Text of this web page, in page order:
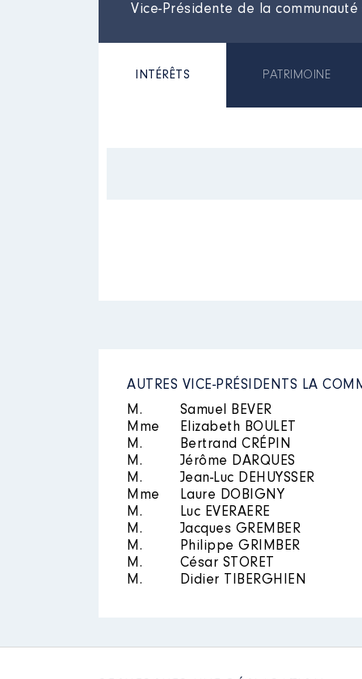
Vice-Présidente de la
INTÉRÊTS PATRIMOINE
AUTRES VICE-PRÉSIDENTS LA
M.
Samuel BEVER
Mme
Elizabeth BOULET
M.
Bertrand CRÉPIN
M.
Jérôme DARQUES
M.
Jean-Luc DEHUYSSER
Mme
Laure DOBIGNY
M.
Luc EVERAERE
M.
Jacques GREMBER
M.
Philippe GRIMBER
M.
César STORET
M.
Didier TIBERGHIEN